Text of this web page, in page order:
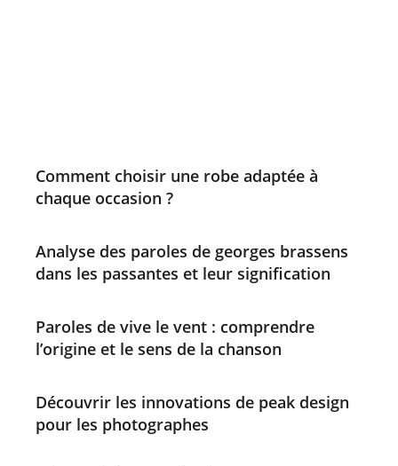
Comment choisir une robe adaptée à
chaque occasion ?
Analyse des paroles de georges brassens
dans les passantes et leur signification
Paroles de vive le vent : comprendre
l’origine et le sens de la chanson
Découvrir les innovations de peak design
pour les photographes